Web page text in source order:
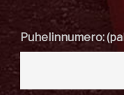
Puhelinnumero: